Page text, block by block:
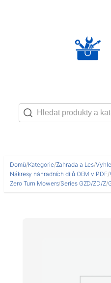
Domů/Kategorie/Zahrada a Les/
Nákresy náhradních dílů OEM v PDF/
Zero Turn Mowers/Series GZD/ZD/Z/